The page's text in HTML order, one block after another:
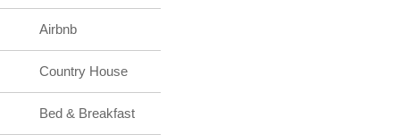
Airbnb
Country House
Bed & Breakfast